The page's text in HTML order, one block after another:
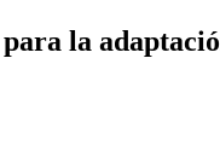
para la